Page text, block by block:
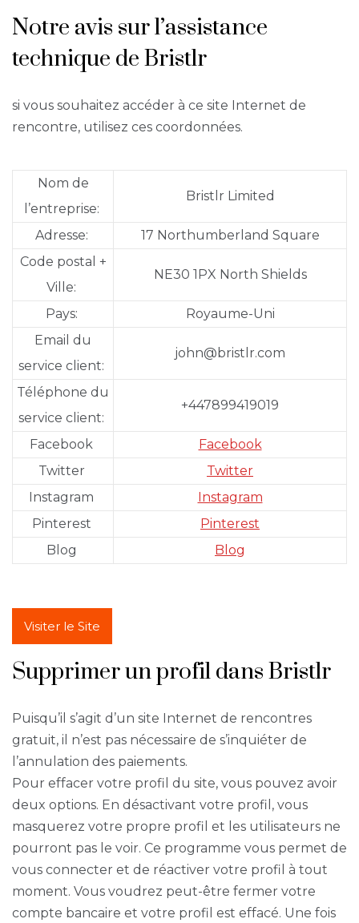
Notre avis sur l’assistance
technique de Bristlr
si vous souhaitez accéder à ce site Internet de
rencontre, utilisez ces coordonnées.
Nom de
l’entreprise:
Bristlr Limited
Adresse:
17 Northumberland Square
Code postal +
Ville:
NE30 1PX North Shields
Pays:
Royaume-Uni
Email du
service client:
john@bristlr.com
Téléphone du
service client:
+447899419019
Facebook
Facebook
Twitter
Twitter
Instagram
Instagram
Pinterest
Pinterest
Blog
Blog
Visiter le Site
Supprimer un profil dans Bristlr
Puisqu’il s’agit d’un site Internet de rencontres
gratuit, il n’est pas nécessaire de s’inquiéter de
l’annulation des paiements.
Pour effacer votre profil du site, vous pouvez avoir
deux options. En désactivant votre profil, vous
masquerez votre propre profil et les utilisateurs ne
pourront pas le voir. Ce programme vous permet de
vous connecter et de réactiver votre profil à tout
moment. Vous voudrez peut-être fermer votre
compte bancaire et votre profil est effacé. Une fois